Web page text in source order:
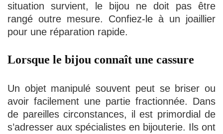
situation survient, le bijou ne doit pas être
rangé outre mesure. Confiez-le à un joaillier
pour une réparation rapide.
Lorsque le bijou connaît une cassure
Un objet manipulé souvent peut se briser ou
avoir facilement une partie fractionnée. Dans
de pareilles circonstances, il est primordial de
s’adresser aux spécialistes en bijouterie. Ils ont